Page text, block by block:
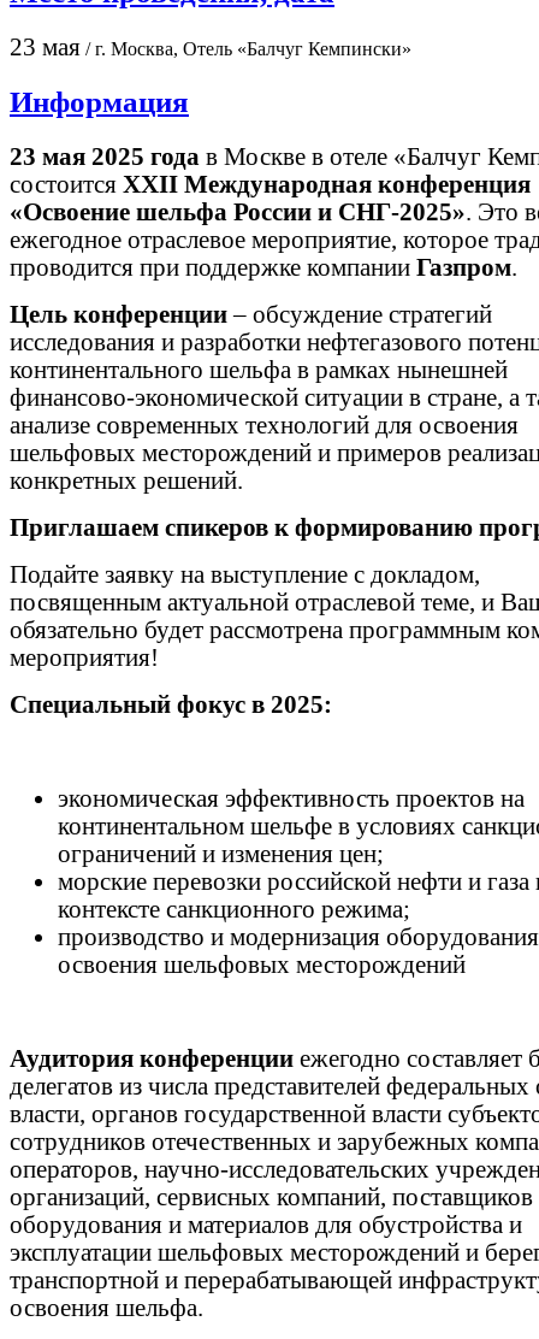
23 мая / г. Москва, Отель «Балчуг Кемпински»
Информация
23 мая 2025 года в Москве в отеле «Балчуг
состоится XXII Международная конференция
«Освоение шельфа России и СНГ-2025». Это
ежегодное отраслевое мероприятие, которое
проводится при поддержке компании Газпром.
Цель конференции– обсуждение стратегий
исследования и разработки нефтегазового
континентального шельфа в рамках нынешней
финансово-экономической ситуации в стране, а
анализе современных технологий для освоения
шельфовых месторождений и примеров
конкретных решений.
Приглашаем спикеров к формированию
Подайте заявку на выступление с докладом,
посвященным актуальной отраслевой теме, и
обязательно будет рассмотрена программным
мероприятия!
Специальный фокус в 2025:
экономическая эффективность проектов на
континентальном шельфе в условиях
ограничений и изменения цен;
морские перевозки российской нефти и газа
контексте санкционного режима;
производство и модернизация
освоения шельфовых месторождений
Аудитория конференции ежегодно составляет
делегатов из числа представителей федеральных
власти, органов государственной власти
сотрудников отечественных и зарубежных
операторов, научно-исследовательских
организаций, сервисных компаний, поставщиков
оборудования и материалов для обустройства и
эксплуатации шельфовых месторождений и
транспортной и перерабатывающей
освоения шельфа.